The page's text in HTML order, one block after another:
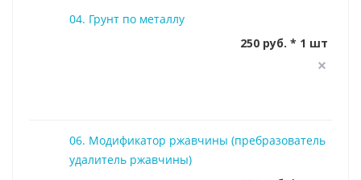
04. Грунт по металлу
250 руб. * 1 шт
06. Модификатор ржавчины (пребразователь
удалитель ржавчины)